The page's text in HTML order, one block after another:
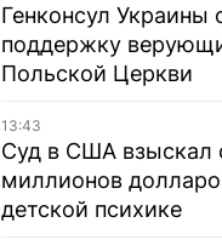
Генконсул Украины
поддержку
Польской Церкви
13:43
Суд в США взыскал
миллионов
детской психике